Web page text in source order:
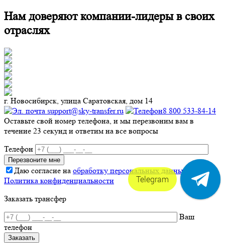
Нам доверяют компании-лидеры в своих
отраслях
г. Новосибирск, улица Саратовская, дом 14
support@sky-transfer.ru
8 800 533-84-14
Оставьте свой номер телефона, и мы перезвоним вам в
течение 23 секунд и ответим на все вопросы
Телефон
Даю согласие на обработку персональных данных
Политика конфиденциальности
Заказать трансфер
Ваш
телефон
Telegram